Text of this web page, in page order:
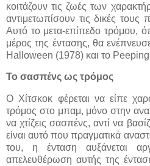
κοιτάζουν τις ζωές των
αντιμετωπίσουν τις δικές τους
Αυτό το μετα-επίπεδο τρόμου,
μέρος της έντασης, θα
Halloween (1978) και το
Το σασπένς ως τρόμος
Ο Χίτσκοκ φέρεται να είπε
τρόμος στο μπαμ, μόνο στην
να χτίζεις σασπένς, αντί να
είναι αυτό που πραγματικά
του, η ένταση αυξάνεται
απελευθέρωση αυτής της